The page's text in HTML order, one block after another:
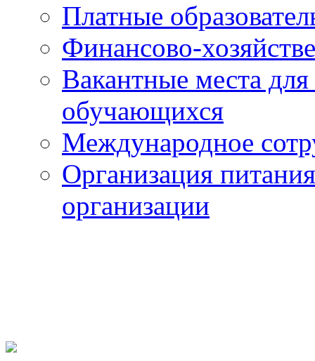
Платные
Финансово-
Вакантные места
обучающихся
Международное
Организация
организации